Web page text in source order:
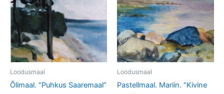
Loodusmaal
Õlimaal. “Puhkus Saaremaal”
Loodusmaal
Pastellmaal. Mariin. “Kivine